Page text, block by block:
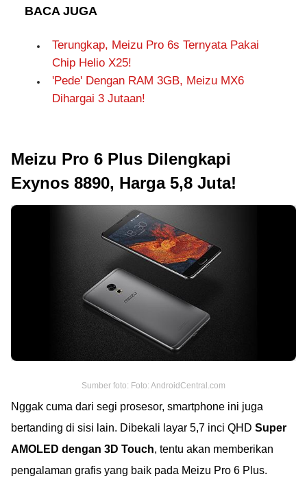
BACA JUGA
Terungkap, Meizu Pro 6s Ternyata Pakai
Chip Helio X25!
'Pede' Dengan RAM 3GB, Meizu MX6
Dihargai 3 Jutaan!
Meizu Pro 6 Plus Dilengkapi
Exynos 8890, Harga 5,8 Juta!
Sumber foto: Foto: AndroidCentral.com
Nggak cuma dari segi prosesor, smartphone ini juga
bertanding di sisi lain. Dibekali layar 5,7 inci QHD Super
AMOLED dengan 3D Touch, tentu akan memberikan
pengalaman grafis yang baik pada Meizu Pro 6 Plus.